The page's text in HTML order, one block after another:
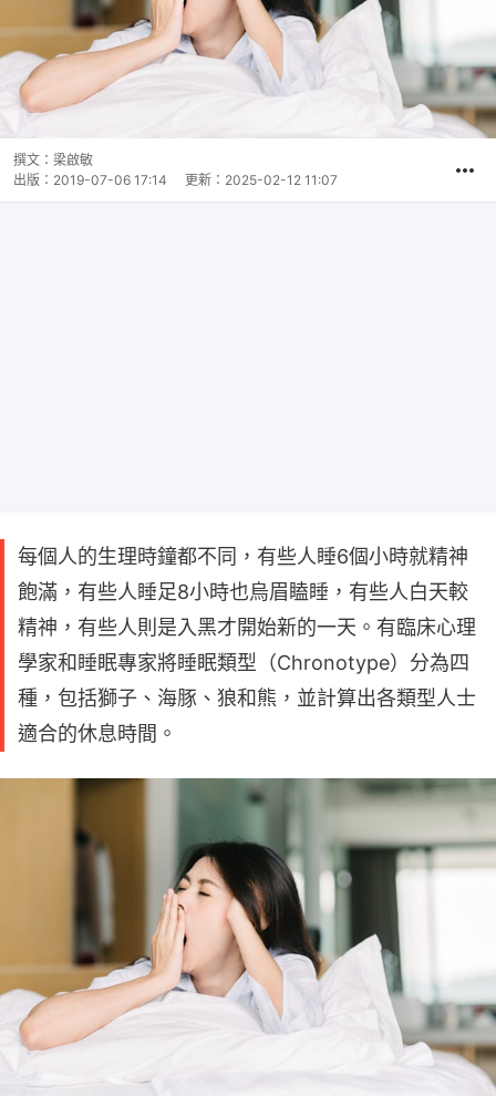
撰文： 梁啟敏
出版： 2019-07-06 17:14 更新： 2025-02-12 11:07
每個人的生理時鐘都不同，有些人睡6個小時就精神
飽滿，有些人睡足8小時也烏眉瞌睡，有些人白天較
精神，有些人則是入黑才開始新的一天。有臨床心理
學家和睡眠專家將睡眠類型（Chronotype）分為四
種，包括獅子、海豚、狼和熊，並計算出各類型人士
適合的休息時間。